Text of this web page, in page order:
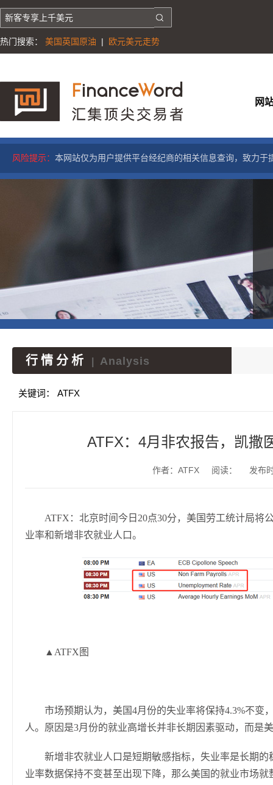
热门搜索： 美国英国原油 | 欧元美元走势
网
风险提示： 本网站仅为用户提供平台经纪商的相关信息查询，致力
行情分析 Analysis
关键词： ATFX
ATFX：4月非农报告，凯撒
作者：ATFX 阅读： 发布
ATFX：北京时间今日20点30分，美国劳工统计局将
业率和新增非农就业人口。
▲ATFX图
市场预期认为，美国4月份的失业率将保持4.3%不变
人。原因是3月份的就业高增长并非长期因素驱动，而是
新增非农就业人口是短期敏感指标，失业率是长期
业率数据保持不变甚至出现下降，那么美国的就业市场